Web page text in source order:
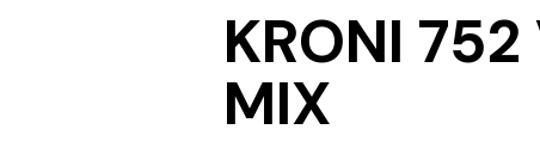
KRONI
MIX